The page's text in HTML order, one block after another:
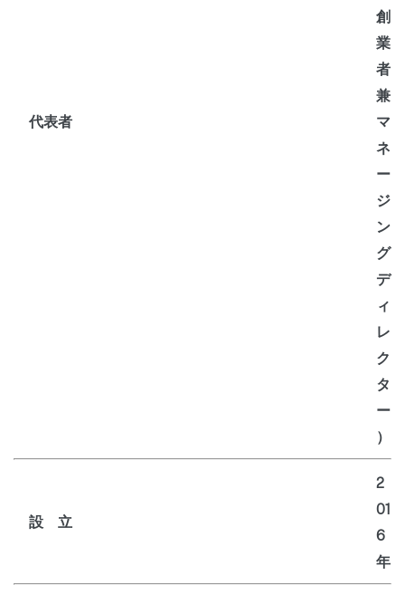
代表者
創
業
者
兼
マ
ネ
ー
ジ
ン
グ
デ
ィ
レ
ク
タ
ー
）
設 立
2
01
6
年